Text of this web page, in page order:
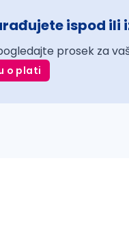
ispod ili
prosek za
o plati